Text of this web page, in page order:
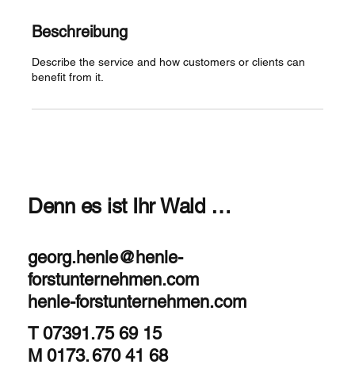
Beschreibung
Describe the service and how customers or clients can
benefit from it.
Denn es ist Ihr Wald …
georg.henle@henle-
forstunternehmen.com
henle-forstunternehmen.com
T 07391.75 69 15
M 0173. 670 41 68